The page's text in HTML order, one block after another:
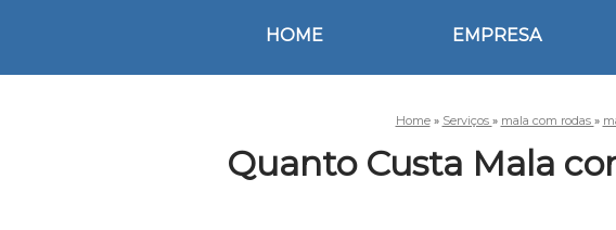
HOME EMPRESA
Home » Serviços » mala com rodas »
Quanto Custa Mala